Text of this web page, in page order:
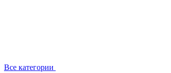
Все категории